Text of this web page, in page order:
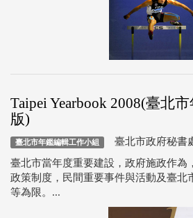
Taipei Yearbook 2008(臺北
版)
臺北市年鑑編輯工作小組 臺北市政府秘書
臺北市當年度重要建設，政府施政作為
政策制度，民間重要事件與活動及臺北
等為限。...